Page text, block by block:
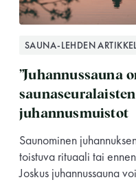
SAUNA-LEHDEN
”Juhannussauna
juhannusmuistot
Saunominen
toistuva rituaali tai
Joskus juhannussauna